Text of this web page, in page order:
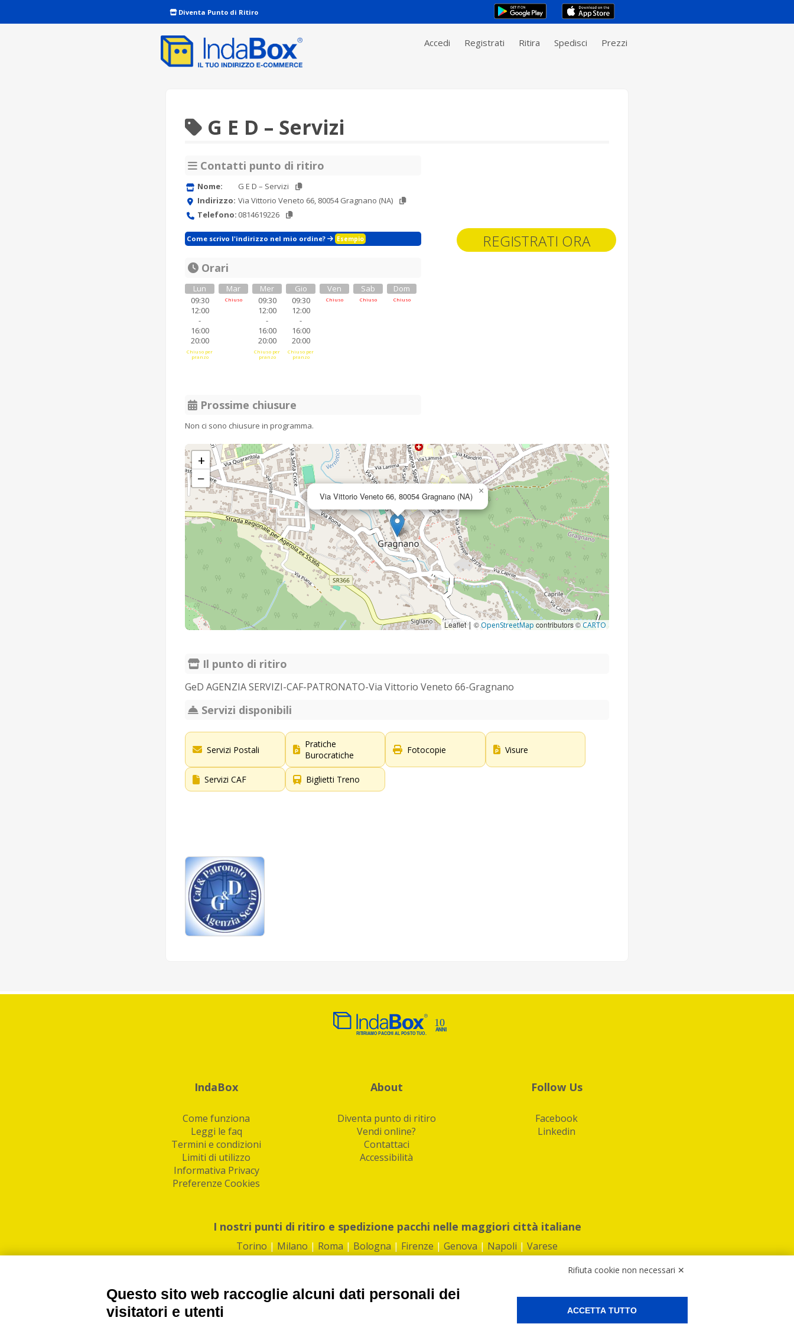
Diventa Punto di Ritiro
Accedi Registrati Ritira Spedisci Prezzi
REGISTRATI ORA
G E D – Servizi
Contatti punto di ritiro
Nome:
G E D – Servizi
Indirizzo: Via Vittorio Veneto 66, 80054 Gragnano (NA)
Telefono: 0814619226
Come scrivo l'indirizzo nel mio ordine? Esempio
Orari
Lun
09:30
12:00
-
16:00
20:00
Chiuso per
pranzo
Mar
Chiuso
Mer
09:30
12:00
-
16:00
20:00
Chiuso per
pranzo
Gio
09:30
12:00
-
16:00
20:00
Chiuso per
pranzo
Ven
Chiuso
Sab
Chiuso
Dom
Chiuso
Prossime chiusure
Non ci sono chiusure in programma.
Via Vittorio Veneto 66, 80054 Gragnano (NA) ×
+
−
Leaflet| ©OpenStreetMap contributors © CARTO
Il punto di ritiro
GeD AGENZIA SERVIZI-CAF-PATRONATO-Via Vittorio Veneto 66-Gragnano
Servizi disponibili
Servizi Postali
Pratiche
Burocratiche
Fotocopie Visure
Servizi CAF Biglietti Treno
IndaBox
Come funziona
Leggi le faq
Termini e condizioni
Limiti di utilizzo
Informativa Privacy
Preferenze Cookies
About
Diventa punto di ritiro
Vendi online?
Contattaci
Accessibilità
Follow Us
Facebook
Linkedin
I nostri punti di ritiro e spedizione pacchi nelle maggiori città italiane
Torino | Milano | Roma | Bologna | Firenze | Genova | Napoli | Varese
Rifiuta cookie non necessari ✕
Questo sito web raccoglie alcuni dati personali dei
visitatori e utenti
ACCETTA TUTTO